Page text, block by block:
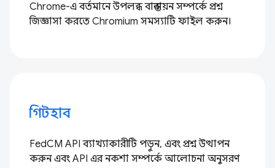
Chrome-এ বর্তমানে উপলব্ধ বাস্তবায়ন সম্পর্কে প্রশ্ন
জিজ্ঞাসা করতে Chromium সমস্যাটি ফাইল করুন।
গিটহাব
FedCM API ব্যাখ্যাকারীটি পড়ুন, এবং প্রশ্ন উত্থাপন
করুন এবং API এর নকশা সম্পর্কে আলোচনা অনুসরণ